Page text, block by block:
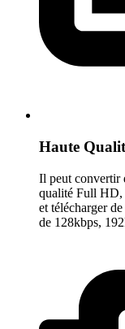
Haute
Il peut convertir
qualité Full
et télécharger
de 128kbps,